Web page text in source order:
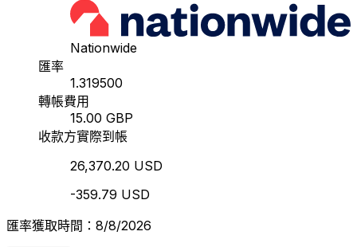
Nationwide
匯率
1.319500
轉帳費用
15.00 GBP
收款方實際到帳
26,370.20 USD
-359.79 USD
匯率獲取時間：8/8/2026